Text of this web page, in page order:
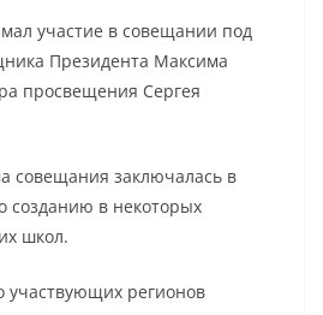
участие в совещании под
Президента Максима
просвещения Сергея
совещания заключалась в
созданию в некоторых
школ.
участвующих регионов